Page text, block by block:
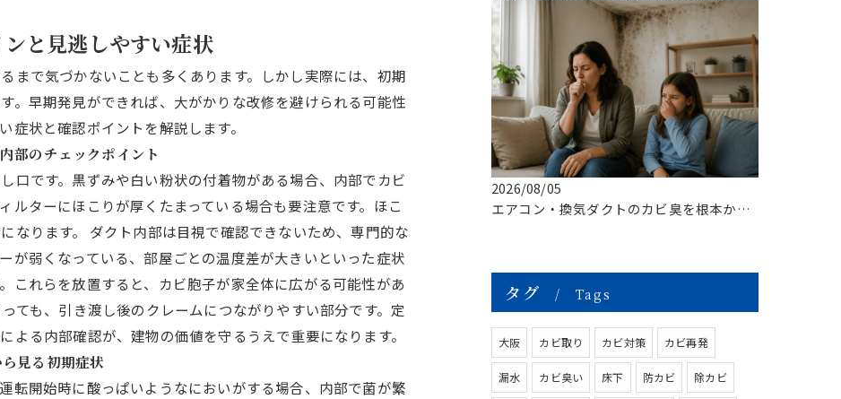
と見逃しやすい症状
まで気づかないことも多くあります。しかし実際には、初期
。早期発見ができれば、大がかりな改修を避けられる可能性
症状と確認ポイントを解説します。
部のチェックポイント
口です。黒ずみや白い粉状の付着物がある場合、内部でカビ
ルターにほこりが厚くたまっている場合も要注意です。ほこ
なります。 ダクト内部は目視で確認できないため、専門的な
が弱くなっている、部屋ごとの温度差が大きいといった症状
これらを放置すると、カビ胞子が家全体に広がる可能性があ
ても、引き渡し後のクレームにつながりやすい部分です。定
よる内部確認が、建物の価値を守るうえで重要になります。
見る初期症状
転開始時に酸っぱいようなにおいがする場合、内部で菌が繁
2026/08/05
エアコン・換気ダクトのカビ臭を根本から改善する方法
タグ Tags
大阪 カビ取り カビ対策 カビ再発
漏水 カビ臭い 床下 防カビ 除カビ